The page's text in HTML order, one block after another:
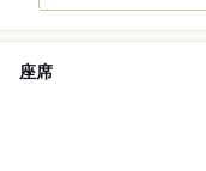
座席